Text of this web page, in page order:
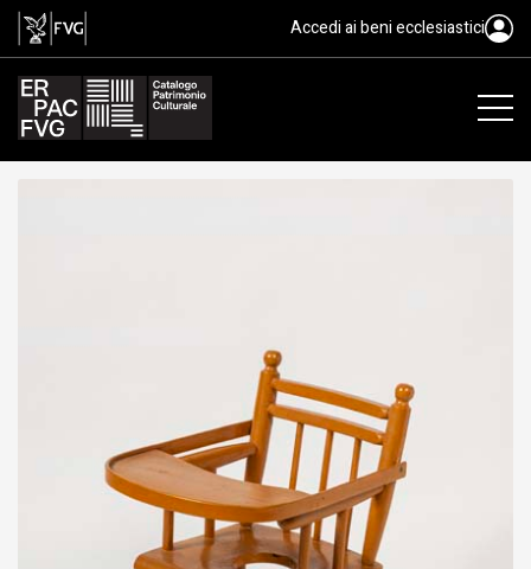
seggiolino a dondoloAccedi ai beni ecclesiastici